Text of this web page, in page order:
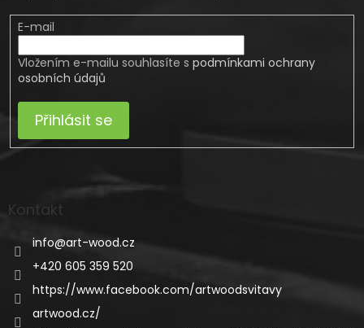
E-mail
Vložením e-mailu souhlasíte s podmínkami ochrany
osobních údajů
Přihlásit se
Kontakt
info@art-wood.cz
+420 605 359 520
https://www.facebook.com/artwoodsvitavy
artwood.cz/